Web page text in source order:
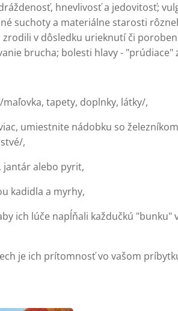
hnevlivosť a jedovitosť;
suchoty a materiálne starosti
v dôsledku urieknutí či
brucha; bolesti hlavy - "prúdiace"
tapety, doplnky, látky/,
umiestnite nádobku so
,
jantár alebo pyrit,
kadidla a myrhy,
ich lúče napĺňali každučkú "bunku"
je ich prítomnosť vo vašom